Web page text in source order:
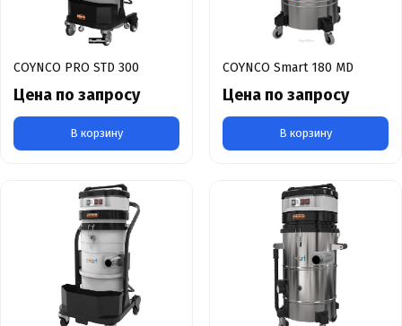
COYNCO PRO STD 300
Цена по запросу
В корзину
COYNCO Smart 180 MD
Цена по запросу
В корзину